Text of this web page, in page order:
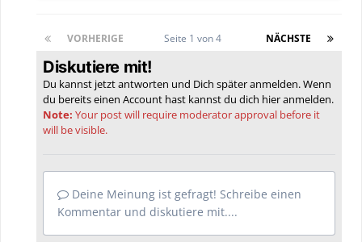
VORHERIGE NÄCHSTE
Seite 1 von 4
Diskutiere mit!
Du kannst jetzt antworten und Dich später anmelden. Wenn
du bereits einen Account hast kannst du dich hieranmelden.
Note: Your post will require moderator approval before it
will be visible.
Deine Meinung ist gefragt! Schreibe einen
Kommentar und diskutiere mit....